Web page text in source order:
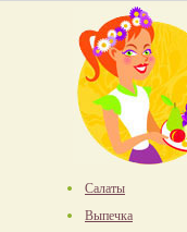
Салаты
Выпечка